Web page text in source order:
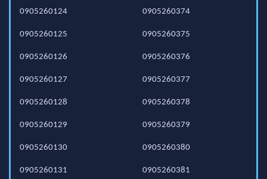
0905260124
0905260125
0905260126
0905260127
0905260128
0905260129
0905260130
0905260131
0905260374
0905260375
0905260376
0905260377
0905260378
0905260379
0905260380
0905260381